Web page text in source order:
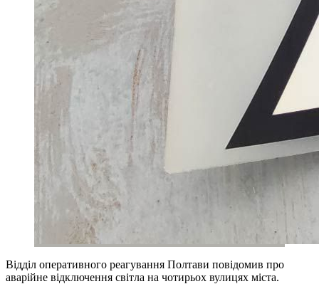
Відділ оперативного реагування Полтави повідомив про
аварійне відключення світла на чотирьох вулицях міста.